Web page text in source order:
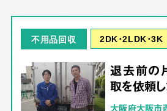
不用品回収 2DK･2LDK･3K
退去前の
取を依頼し
大阪府大阪市